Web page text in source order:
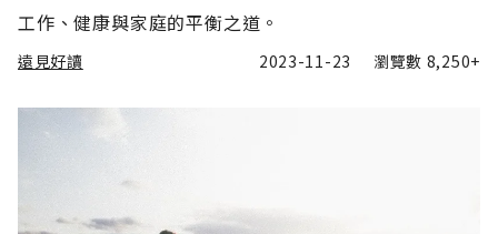
工作、健康與家庭的平衡之道。
遠見好讀 2023-11-23 瀏覽數 8,250+